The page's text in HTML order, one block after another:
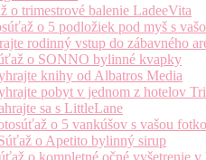
o trimestrové balenie LadeeVita
o 5 podložiek pod myš s
rodinný vstup do zábavného
o SONNO bylinné kvapky
knihy od Albatros Media
pobyt v jednom z hotelov
sa s LittleLane
o 5 vankúšov s vašou
o Apetito bylinný sirup
o kompletné očné vyšetrenie v